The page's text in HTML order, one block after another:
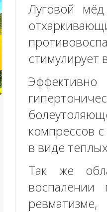
Луговой
стимулирует
Эффективно
компрессов
в виде
Так же
воспалении